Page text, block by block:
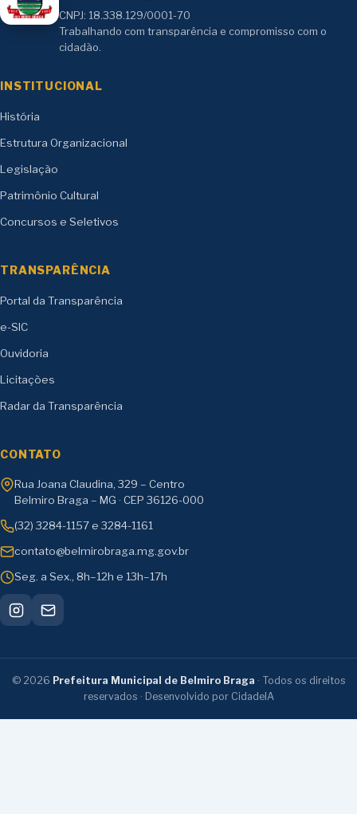
CNPJ: 18.338.129/0001-70
Trabalhando com transparência e compromisso com o
cidadão.
INSTITUCIONAL
História
Estrutura Organizacional
Legislação
Patrimônio Cultural
Concursos e Seletivos
TRANSPARÊNCIA
Portal da Transparência
e-SIC
Ouvidoria
Licitações
Radar da Transparência
CONTATO
Rua Joana Claudina, 329 – Centro
Belmiro Braga – MG · CEP 36126-000
(32) 3284-1157 e 3284-1161
contato@belmirobraga.mg.gov.br
Seg. a Sex., 8h–12h e 13h–17h
© 2026 Prefeitura Municipal de Belmiro Braga · Todos os direitos
reservados · Desenvolvido por CidadeIA